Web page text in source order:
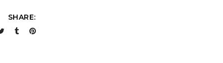
SHARE: